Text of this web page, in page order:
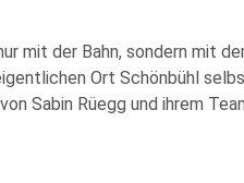
der Bahn, sondern mit
Ort Schönbühl
Sabin Rüegg und ihrem